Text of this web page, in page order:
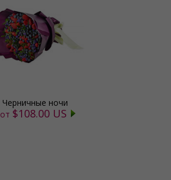
Черничные ночи
от $108.00 US